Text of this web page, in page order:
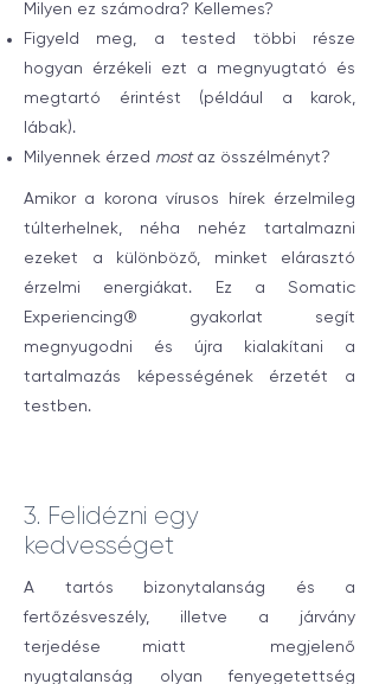
Milyen ez számodra? Kellemes?
Figyeld meg, a tested többi része
hogyan érzékeli ezt a megnyugtató és
megtartó érintést (például a karok,
lábak).
Milyennek érzed mostaz összélményt?
Amikor a korona vírusos hírek érzelmileg
túlterhelnek, néha nehéz tartalmazni
ezeket a különböző, minket elárasztó
érzelmi energiákat. Ez a Somatic
Experiencing® gyakorlat segít
megnyugodni és újra kialakítani a
tartalmazás képességének érzetét a
testben.
3. Felidézni egy
kedvességet
A tartós bizonytalanság és a
fertőzésveszély, illetve a járvány
terjedése miatt megjelenő
nyugtalanság olyan fenyegetettség